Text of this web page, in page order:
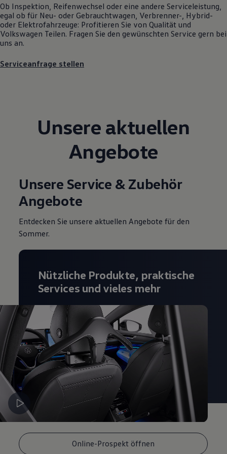
Motorenöl und Flüssigkeiten
Räder und Reifen
Pannen- und Unfallhilfe
Economy Service
Modellspezifisches Zubehör
Schutz und Pflege
Dienste für Ihr Modell finden
Volkswagen Apps, Login und Shop
Handy und Fahrzeug verbinden
Updates für Software, Karten und Radio
Über Ihr Auto
Kundeninformationen
Volkswagen Kundenbetreuung
Warn- und Kontrollleuchten
Assistenzsysteme
Digitale Betriebsanleitung
Live Beratung
Magazin
Elektromobilität
Volkswagen R
Pannen- und Unfallhilfe
Ob Inspektion, Reifenwechsel oder eine andere Serviceleistung,
egal ob für Neu- oder Gebrauchtwagen , Verbrenner-, Hybrid-
oder Elektrofahrzeuge: Profitieren Sie von Qualität und
Volkswagen Teilen. Fragen Sie den gewünschten Service gern bei
uns an.
Serviceanfrage stellen
Unsere aktuellen
Angebote
Unsere Service & Zubehör
Angebote
Entdecken Sie unsere aktuellen Angebote für den
Sommer.
Online-Prospekt öffnen
Nützliche Produkte, praktische
Services und vieles mehr